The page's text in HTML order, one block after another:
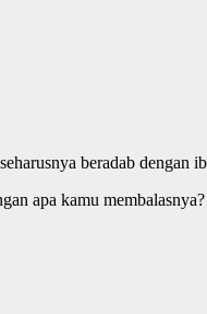
beradab dengan
apa kamu